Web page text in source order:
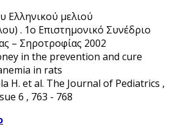
Ελληνικού μελιού
. 1ο Επιστημονικό Συνέδριο
– Σηροτροφίας 2002
in the prevention and cure
in rats
H. et al. The Journal of Pediatrics ,
6 , 763 - 768